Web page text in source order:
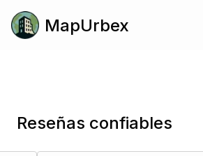
MapUrbex
Reseñas confiables